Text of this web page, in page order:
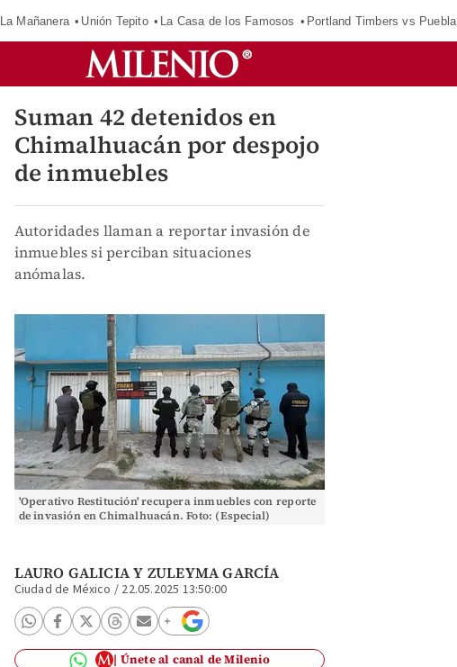
La Mañanera Unión Tepito La Casa de los Famosos Portland Timbers vs Puebla
Suman 42 detenidos en
Chimalhuacán por despojo
de inmuebles
Autoridades llaman a reportar invasión de
inmuebles si perciban situaciones
anómalas.
'Operativo Restitución' recupera inmuebles con reporte
de invasión en Chimalhuacán. Foto: (Especial)
LAURO GALICIAY ZULEYMA GARCÍA
Ciudad de México / 22.05.2025 13:50:00
Únete al canal de Milenio